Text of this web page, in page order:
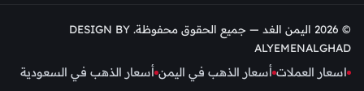
© 2026 اليمن الغد — جميع الحقوق محفوظة. DESIGN BY
ALYEMENALGHAD
اسعار العملات أسعار الذهب في اليمن أسعار الذهب في السعودية